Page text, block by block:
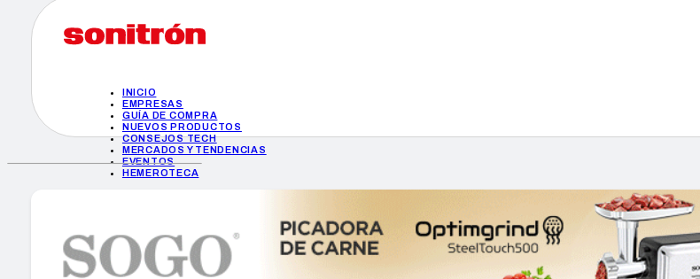
INICIO
EMPRESAS
GUÍA DE COMPRA
NUEVOS PRODUCTOS
CONSEJOS TECH
MERCADOS Y TENDENCIAS
EVENTOS
HEMEROTECA
GUÍA DE COMPRA
NUEVOS PRODUCTOS
CONSEJOS TECH
MERCADOS Y TENDENCIAS